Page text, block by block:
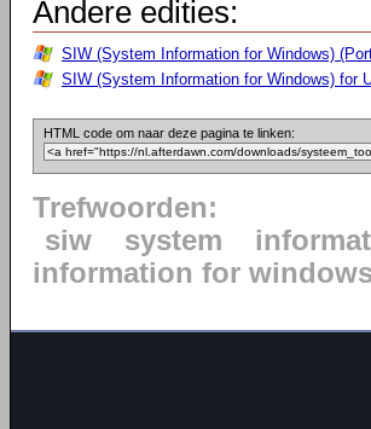
Andere edities:
SIW (System Information for Windows)
SIW (System Information for Windows) for
HTML code om naar deze pagina te linken:
Trefwoorden:
siw
system
information for